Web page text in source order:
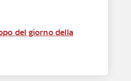
del giorno della